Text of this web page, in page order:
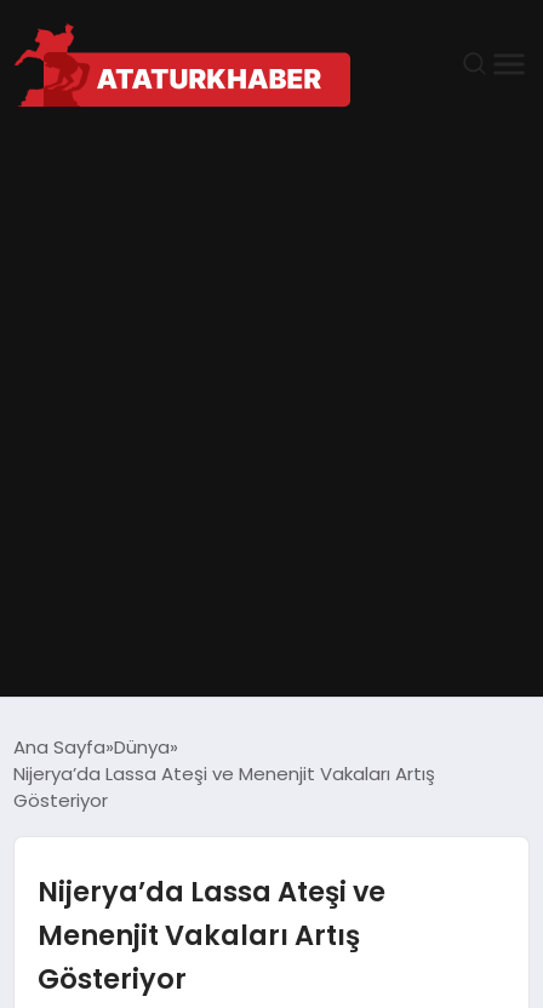
DÜNYA
EKONOMI
MAGAZIN
Ana Sayfa Dünya
Nijerya’da Lassa Ateşi ve Menenjit Vakaları Artış
Gösteriyor
Nijerya’da Lassa Ateşi ve
Menenjit Vakaları Artış
Gösteriyor